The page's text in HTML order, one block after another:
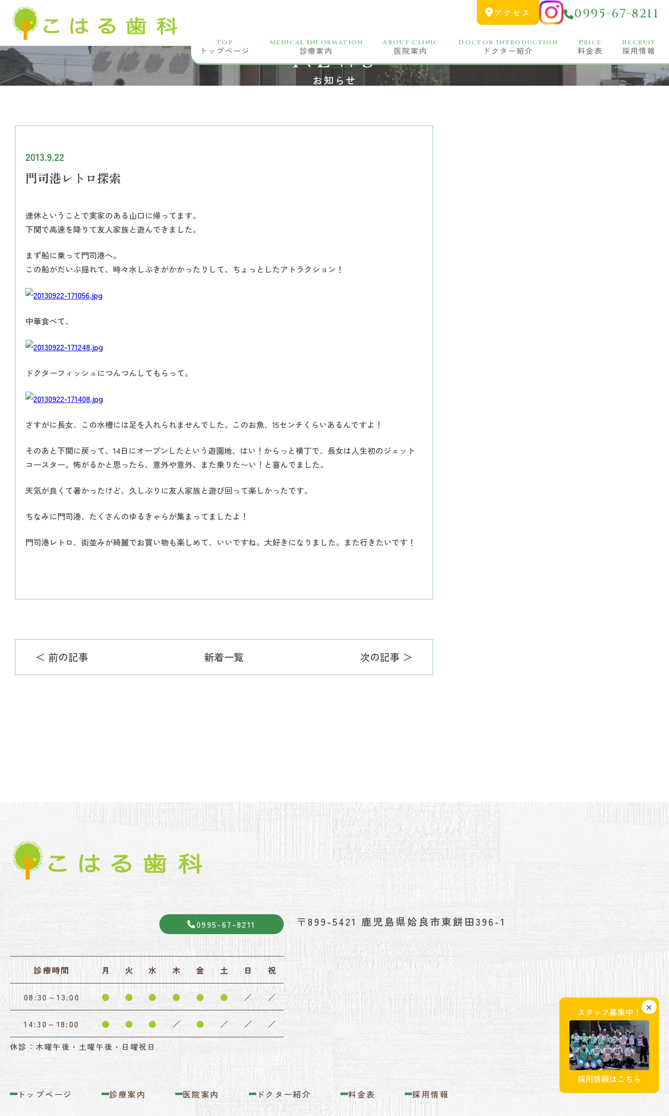
アクセス 0995-67-8211
Top
トップページ
Medical Information
診療案内
訪問歯科
About Clinic
医院案内
Doctor Introduction
ドクター紹介
Price
料金表
Recruit
採用情報
お知らせ
NEWS
2013.9.22
門司港レトロ探索
連休ということで実家のある山口に帰ってます。
下関で高速を降りて友人家族と遊んできました。
まず船に乗って門司港へ。
この船がだいぶ揺れて、時々水しぶきがかかったりして、ちょっとしたアトラクション！
中華食べて、
ドクターフィッシュにつんつんしてもらって。
さすがに長女、この水槽には足を入れられませんでした。このお魚、15センチくらいあるんですよ！
そのあと下関に戻って、14日にオープンしたという遊園地、はい！からっと横丁で、長女は人生初のジェット
コースター。怖がるかと思ったら、意外や意外、また乗りた〜い！と喜んでました。
天気が良くて暑かったけど、久しぶりに友人家族と遊び回って楽しかったです。
ちなみに門司港、たくさんのゆるきゃらが集まってましたよ！
門司港レトロ、街並みが綺麗でお買い物も楽しめて、いいですね。大好きになりました。また行きたいです！
＜ 前の記事 新着一覧 次の記事 ＞
0995-67-8211
診療時間 月 火 水 木 金 土 日 祝
08:30～13:00 ● ● ● ● ● ● ／ ／
14:30～18:00 ● ● ● ／ ● ／ ／ ／
休診：木曜午後・土曜午後・日曜祝日
〒899-5421 鹿児島県姶良市東餅田396-1
トップページ 診療案内 医院案内 ドクター紹介 料金表 採用情報
×
スタッフ募集中！
採用情報はこちら